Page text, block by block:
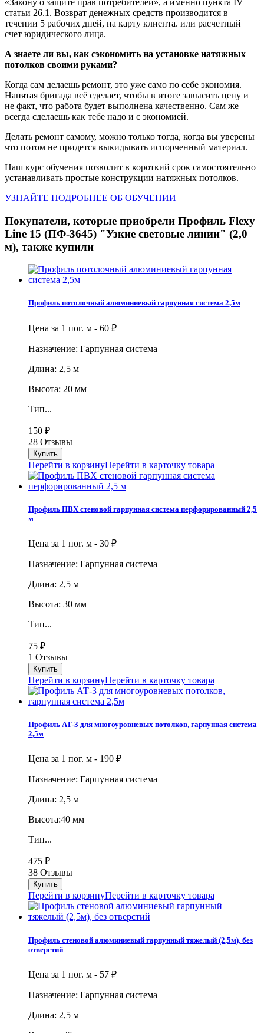
статьи 26.1. Возврат денежных средств производится в
течении 5 рабочих дней, на карту клиента. или расчетный
счет юридического лица.
А знаете ли вы, как сэкономить на установке натяжных
потолков своими руками?
Когда сам делаешь ремонт, это уже само по себе экономия.
Нанятая бригада всё сделает, чтобы в итоге завысить цену и
не факт, что работа будет выполнена качественно. Сам же
всегда сделаешь как тебе надо и с экономией.
Делать ремонт самому, можно только тогда, когда вы уверены
что потом не придется выкидывать испорченный материал.
Наш курс обучения позволит в короткий срок самостоятельно
устанавливать простые конструкции натяжных потолков.
УЗНАЙТЕ ПОДРОБНЕЕ ОБ ОБУЧЕНИИ
Покупатели, которые приобрели Профиль Flexy
Line 15 (ПФ-3645) "Узкие световые линии" (2,0
м), также купили
Профиль потолочный алюминиевый гарпунная система 2,5м
Цена за 1 пог. м - 60 ₽
Назначение: Гарпунная система
Длина: 2,5 м
Высота: 20 мм
Тип...
150 ₽
28 Отзывы
Перейти в корзинуПерейти в карточку товара
Профиль ПВХ стеновой гарпунная система перфорированный 2,5
м
Цена за 1 пог. м - 30 ₽
Назначение: Гарпунная система
Длина: 2,5 м
Высота: 30 мм
Тип...
75 ₽
1 Отзывы
Перейти в корзинуПерейти в карточку товара
Профиль АТ-3 для многоуровневых потолков, гарпунная система
2,5м
Цена за 1 пог. м - 190 ₽
Назначение: Гарпунная система
Длина: 2,5 м
Высота:40 мм
Тип...
475 ₽
38 Отзывы
Перейти в корзинуПерейти в карточку товара
Профиль стеновой алюминиевый гарпунный тяжелый (2,5м), без
отверстий
Цена за 1 пог. м - 57 ₽
Назначение: Гарпунная система
Длина: 2,5 м